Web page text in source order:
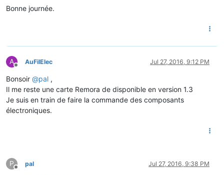
Bonne journée.
A
Offline
AuFilElec Jul 27, 2016, 9:12 PM
Bonsoir @pal ,
Il me reste une carte Remora de disponible en version 1.3
Je suis en train de faire la commande des composants
électroniques.
P
Offline
pal Jul 27, 2016, 9:38 PM